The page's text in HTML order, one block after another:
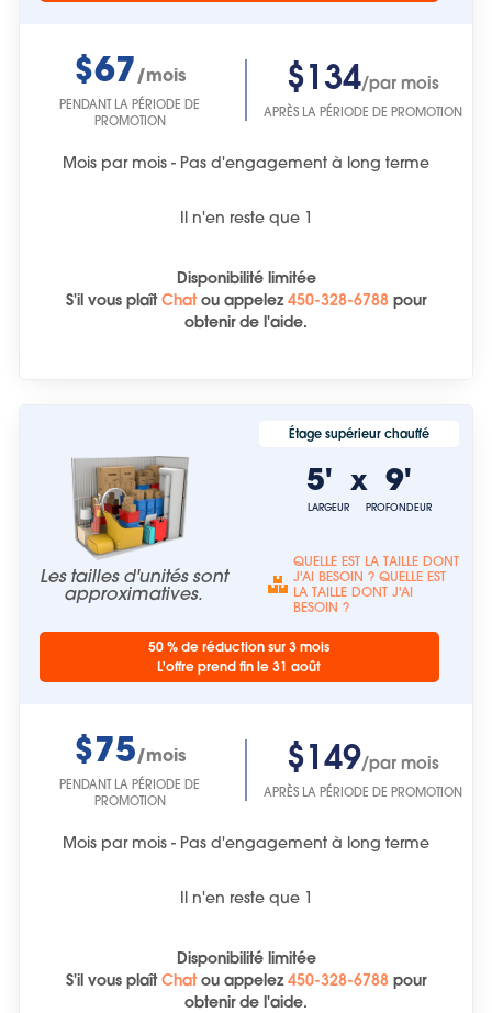
$67 /mois
PENDANT LA PÉRIODE DE
PROMOTION
$134/par mois
APRÈS LA PÉRIODE DE PROMOTION
Mois par mois - Pas d'engagement à long terme
Il n'en reste que 1
Disponibilité limitée
S'il vous plaîtChatou appelez450-328-6788 pour
obtenir de l'aide.
Les tailles d'unités sont
approximatives.
Étage supérieur chauffé
5'
LARGEUR
x 9'
PROFONDEUR
QUELLE EST LA TAILLE DONT
J'AI BESOIN ? QUELLE EST
LA TAILLE DONT J'AI
BESOIN ?
50 % de réduction sur 3 mois
L'offre prend fin le 31 août
$75/mois
PENDANT LA PÉRIODE DE
PROMOTION
$149/par mois
APRÈS LA PÉRIODE DE PROMOTION
Mois par mois - Pas d'engagement à long terme
Il n'en reste que 1
Disponibilité limitée
S'il vous plaîtChatou appelez450-328-6788 pour
obtenir de l'aide.